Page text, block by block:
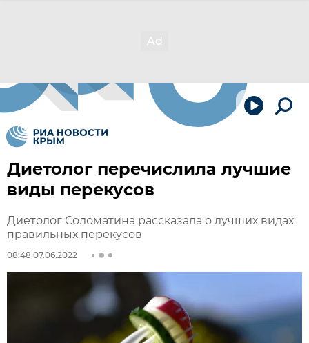
Диетолог перечислила лучшие
виды перекусов
Диетолог Соломатина рассказала о лучших видах
правильных перекусов
08:48 07.06.2022